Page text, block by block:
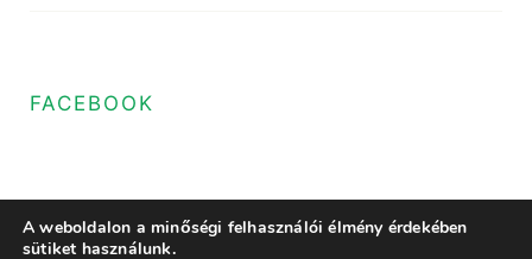
FACEBOOK
A weboldalon a minőségi felhasználói élmény érdekében
sütiket használunk.